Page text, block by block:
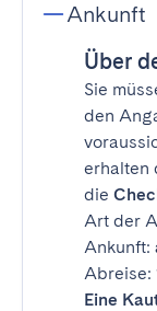
Ankunft
Über
Sie
den
erhalten
die
Art der
Ankunft:
Abreise:
Eine